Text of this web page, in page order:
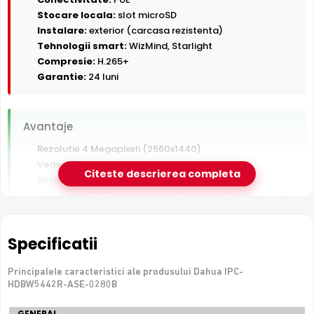
Stocare locala: slot microSD
Instalare:exterior (carcasa rezistenta)
Tehnologii smart:WizMind, Starlight
Compresie: H.265+
Garantie: 24 luni
Avantaje
Rezolutie 4 Megapixeli (2560x1440)
Vedere nocturna in infrarosu pana la 50 m
Rezistenta la exterior — ploaie, praf si inghet
Alimentare PoE — un singur cablu pentru date si curent
false
De luat in calcul
Citeste descrierea completa
Specificatii
Principalele caracteristici ale produsului Dahua IPC-
HDBW5442R-ASE-0280B
Specificatii